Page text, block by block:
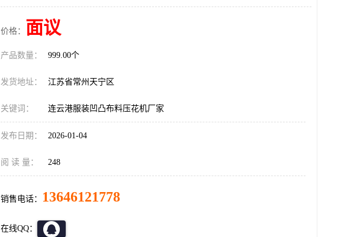
价格： 面议
产品数量： 999.00个
发货地址： 江苏省常州天宁区
关键词： 连云港服装凹凸布料压花机厂家
发布日期： 2026-01-04
阅 读 量： 248
销售电话： 13646121778
在线QQ：